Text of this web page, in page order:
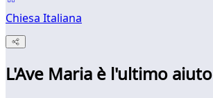
Chiesa Italiana
L'Ave Maria è l'ultimo aiuto